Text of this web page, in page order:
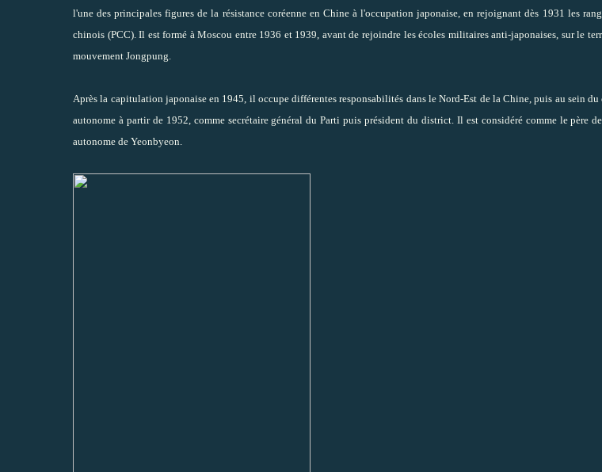
l'une des principales figures de la résistance coréenne en Chine à l'occupation japonaise, en rejoignant dès 1931 les
chinois (PCC). Il est formé à Moscou entre 1936 et 1939, avant de rejoindre les écoles militaires anti-japonaises, sur le
mouvement Jongpung.
Après la capitulation japonaise en 1945, il occupe différentes responsabilités dans le Nord-Est de la Chine, puis au sein du
autonome à partir de 1952, comme secrétaire général du Parti puis président du district. Il est considéré comme le père
autonome de Yeonbyeon.